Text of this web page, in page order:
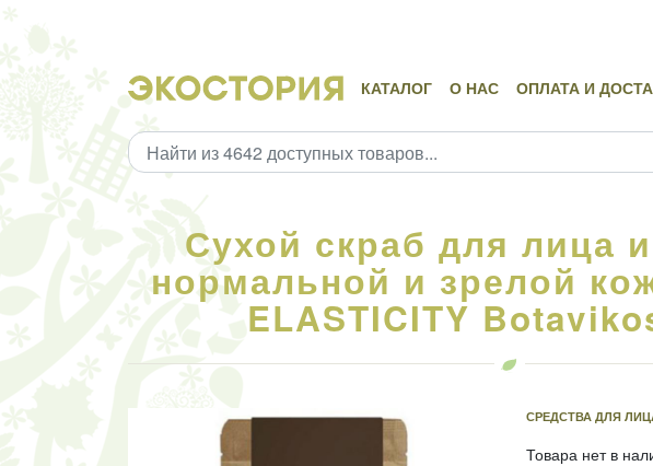
КАТАЛОГ О НАС ОПЛАТА И
Сухой скраб для лица
нормальной и зрелой
ELASTICITY
СРЕДСТВА ДЛЯ
Товара нет в